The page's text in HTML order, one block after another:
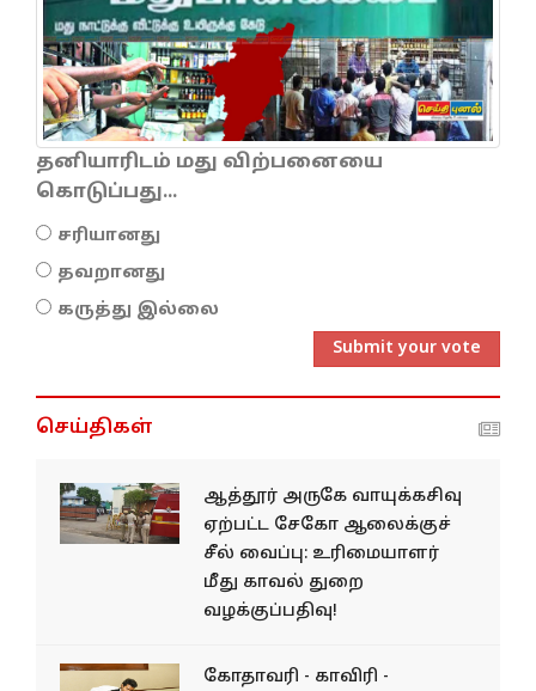
தனியாரிடம் மது விற்பனையை
கொடுப்பது...
சரியானது
தவறானது
கருத்து இல்லை
Submit your vote
செய்திகள்
ஆத்தூர் அருகே வாயுக்கசிவு
ஏற்பட்ட சேகோ ஆலைக்குச்
சீல் வைப்பு: உரிமையாளர்
மீது காவல் துறை
வழக்குப்பதிவு!
கோதாவரி - காவிரி -